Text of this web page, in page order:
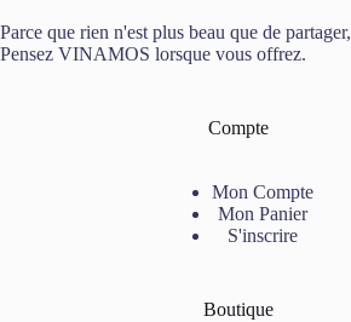
Parce que rien n'est plus beau que de partager,
Pensez VINAMOS lorsque vous offrez.
Compte
Mon Compte
Mon Panier
S'inscrire
Boutique